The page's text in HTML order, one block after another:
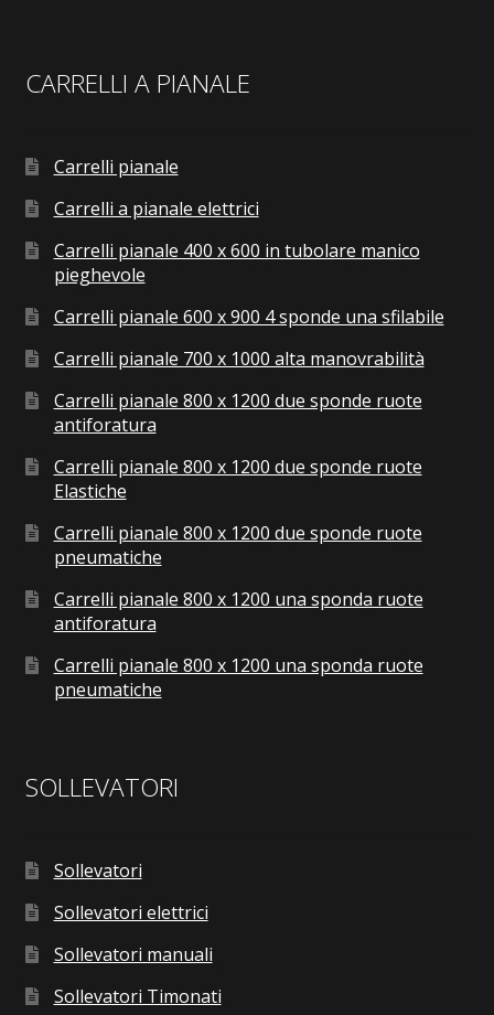
CARRELLI A PIANALE
Carrelli pianale
Carrelli a pianale elettrici
Carrelli pianale 400 x 600 in tubolare manico
pieghevole
Carrelli pianale 600 x 900 4 sponde una sfilabile
Carrelli pianale 700 x 1000 alta manovrabilità
Carrelli pianale 800 x 1200 due sponde ruote
antiforatura
Carrelli pianale 800 x 1200 due sponde ruote
Elastiche
Carrelli pianale 800 x 1200 due sponde ruote
pneumatiche
Carrelli pianale 800 x 1200 una sponda ruote
antiforatura
Carrelli pianale 800 x 1200 una sponda ruote
pneumatiche
SOLLEVATORI
Sollevatori
Sollevatori elettrici
Sollevatori manuali
Sollevatori Timonati